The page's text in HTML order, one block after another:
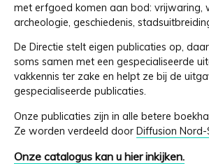
met erfgoed komen aan bod: vrijwaring,
archeologie, geschiedenis,
De Directie stelt eigen publicaties op,
soms samen met een gespecialiseerde
vakkennis ter zake en helpt ze bij de
gespecialiseerde publicaties.
Onze publicaties zijn in alle betere
Ze worden verdeeld door Diffusion Nord-
Onze catalogus kan u hier inkijken.